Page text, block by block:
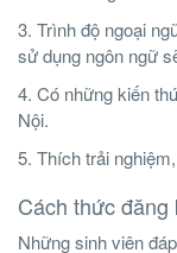
3. Trình độ ngoại
sử dụng ngôn ngữ
4. Có những kiến
Nội.
5. Thích trải
Cách thức đăng
Những sinh viên